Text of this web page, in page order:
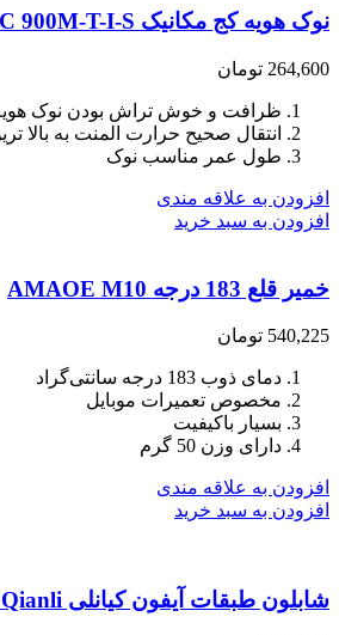
نوک هویه کج مکانیک MECHANIC 900M-T-I-S
264,600 تومان
ظرافت و خوش تراش بودن نوک
انتقال صحیح حرارت المنت به بالا
طول عمر مناسب نوک
افزودن به علاقه مندی
افزودن به سبد خرید
خمیر قلع 183 درجه AMAOE M10
540,225 تومان
دمای ذوب 183 درجه سانتی‌گراد
مخصوص تعمیرات موبایل
بسیار باکیفیت
دارای وزن 50 گرم
افزودن به علاقه مندی
افزودن به سبد خرید
شابلون طبقات آیفون کیانلی X /XS /XS MAX Qianli